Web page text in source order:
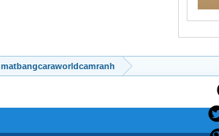
matbangcaraworldcamranh